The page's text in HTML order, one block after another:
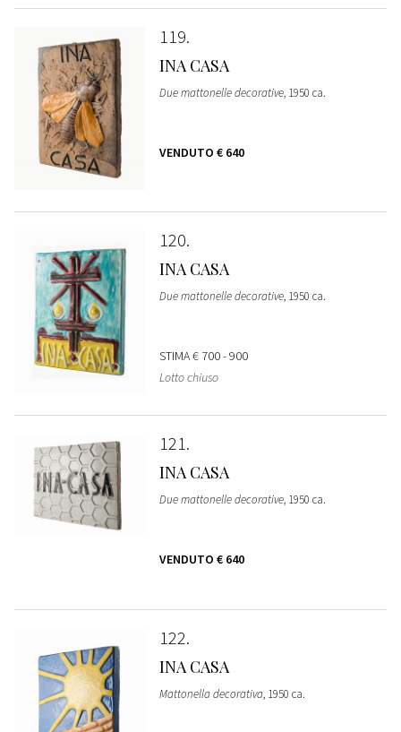
119
INA CASA
Due mattonelle decorative, 1950 ca.
VENDUTO € 640
120
INA CASA
Due mattonelle decorative, 1950 ca.
STIMA€ 700 - 900
Lotto chiuso
121
INA CASA
Due mattonelle decorative, 1950 ca.
VENDUTO € 640
122
INA CASA
Mattonella decorativa, 1950 ca.